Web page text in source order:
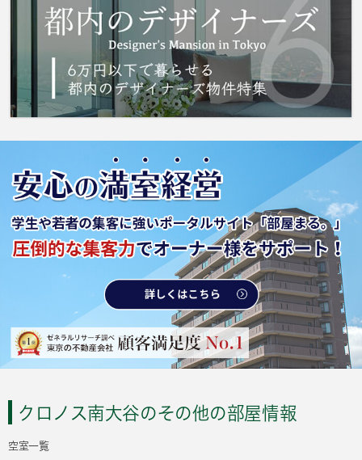
ごしましょう。 城南コミュニティは、多種多
様な賃貸情報を取り扱っております。町田市で
住まい探しをする場合には、お気軽にお声かけ
下さい。
クロノス南大谷のその他の部屋情報
空室一覧